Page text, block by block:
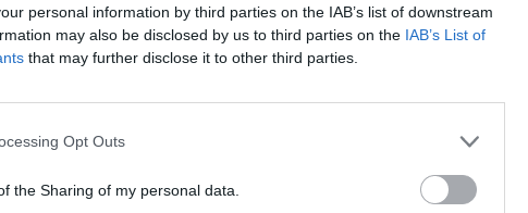
personal information by third parties on the IAB’s list of downstream
may also be disclosed by us to third parties on the IAB’s List of
that may further disclose it to other third parties.
Opt Outs
the Sharing of my personal data.